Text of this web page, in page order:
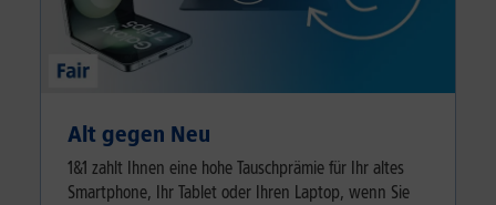
Alt gegen Neu
1&1 zahlt Ihnen eine hohe Tauschprämie für Ihr altes
Smartphone, Ihr Tablet oder Ihren Laptop, wenn Sie